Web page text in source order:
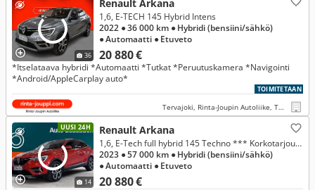
36
Renault Arkana
20 880 €
1,6, E-TECH 145 Hybrid Intens
2022 ● 36 000 km ● Hybridi (bensiini/sähkö)
● Automaatti ● Etuveto
*Itselataava hybridi *Automaatti *Tutkat *Peruutuskamera *Navigointi
*Android/AppleCarplay auto*
TOIMITETAAN
Tervajoki, Rinta-Joupin Autoliike, Tervajoki
UUSI 24H
14
Renault Arkana
20 880 €
1,6, E-Tech full hybrid 145 Techno *** Korkotarjous 1,49% + kulut
2023 ● 57 000 km ● Hybridi (bensiini/sähkö)
● Automaatti ● Etuveto